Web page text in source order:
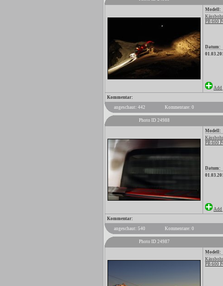
Modell:
PB 600
Datum:
Add
Kommentar:
angeschaut: 442
Kommentare: 0
Photo ID 24988
Modell:
PB 600
Datum:
Add
Kommentar:
angeschaut: 540
Kommentare: 0
Photo ID 24987
Modell:
PB 600